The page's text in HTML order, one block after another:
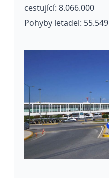
cestující: 8.066.000
Pohyby letadel: 55.549